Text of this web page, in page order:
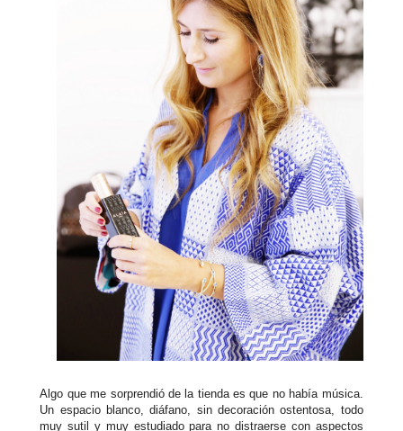
Algo que me sorprendió de la tienda es que no había música.
Un espacio blanco, diáfano, sin decoración ostentosa, todo
muy sutil y muy estudiado para no distraerse con aspectos